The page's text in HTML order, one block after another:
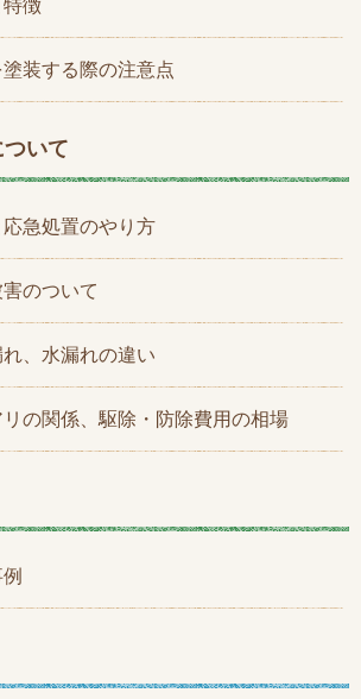
特徴
装する際の注意点
いて
急処置のやり方
のついて
、水漏れの違い
の関係、駆除・防除費用の相場